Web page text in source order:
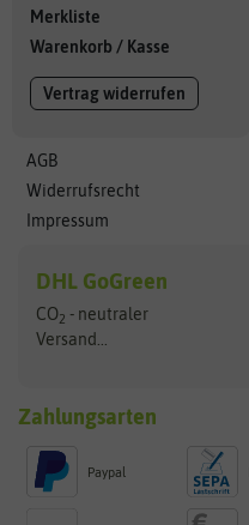
Merkliste
Warenkorb / Kasse
Vertrag widerrufen
AGB
Widerrufsrecht
Impressum
DHL GoGreen
CO2 - neutraler
Versand...
Zahlungsarten
Paypal